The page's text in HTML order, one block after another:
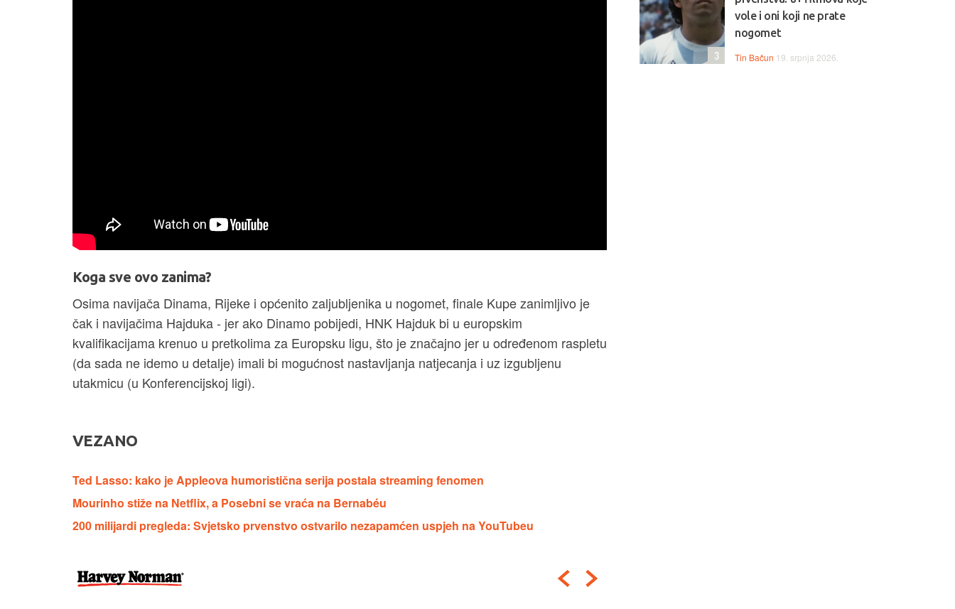
Koga sve ovo zanima?
Osima navijača Dinama, Rijeke i općenito zaljubljenika u nogomet, finale Kupe zanimljivo je
čak i navijačima Hajduka - jer ako Dinamo pobijedi, HNK Hajduk bi u europskim
kvalifikacijama krenuo u pretkolima za Europsku ligu, što je značajno jer u određenom raspletu
(da sada ne idemo u detalje) imali bi mogućnost nastavljanja natjecanja i uz izgubljenu
utakmicu (u Konferencijskoj ligi).
VEZANO
Ted Lasso: kako je Appleova humoristična serija postala streaming fenomen
Mourinho stiže na Netflix, a Posebni se vraća na Bernabéu
200 milijardi pregleda: Svjetsko prvenstvo ostvarilo nezapamćen uspjeh na YouTubeu
vole i oni koji ne prate
nogomet
Tin Bačun 19. srpnja 2026.
3